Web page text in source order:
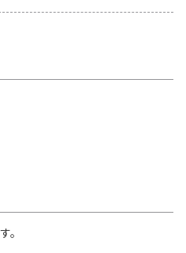
。